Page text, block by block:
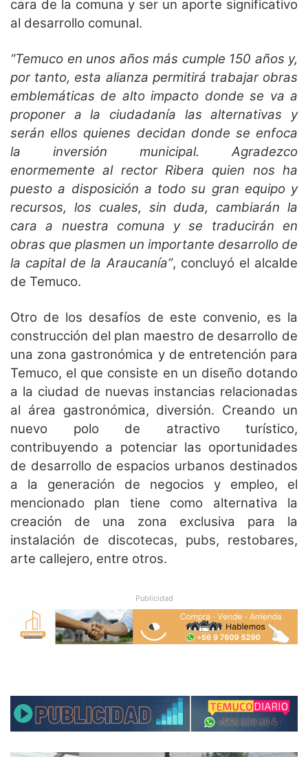
cara de la comuna y ser un aporte significativo
al desarrollo comunal.
“Temuco en unos años más cumple 150 años y,
por tanto, esta alianza permitirá trabajar obras
emblemáticas de alto impacto donde se va a
proponer a la ciudadanía las alternativas y
serán ellos quienes decidan donde se enfoca
la inversión municipal. Agradezco
enormemente al rector Ribera quien nos ha
puesto a disposición a todo su gran equipo y
recursos, los cuales, sin duda, cambiarán la
cara a nuestra comuna y se traducirán en
obras que plasmen un importante desarrollo de
la capital de la Araucanía”, concluyó el alcalde
de Temuco.
Otro de los desafíos de este convenio, es la
construcción del plan maestro de desarrollo de
una zona gastronómica y de entretención para
Temuco, el que consiste en un diseño dotando
a la ciudad de nuevas instancias relacionadas
al área gastronómica, diversión. Creando un
nuevo polo de atractivo turístico,
contribuyendo a potenciar las oportunidades
de desarrollo de espacios urbanos destinados
a la generación de negocios y empleo, el
mencionado plan tiene como alternativa la
creación de una zona exclusiva para la
instalación de discotecas, pubs, restobares,
arte callejero, entre otros.
Publicidad